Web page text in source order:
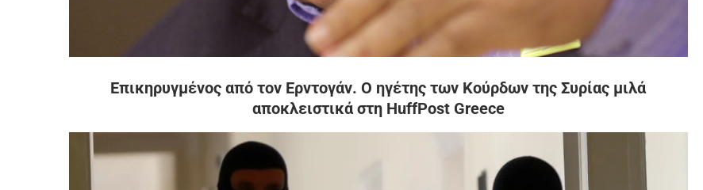
Επικηρυγμένος από τον Ερντογάν. Ο ηγέτης των Κούρδων της Συρίας μιλά
αποκλειστικά στη HuffPost Greece